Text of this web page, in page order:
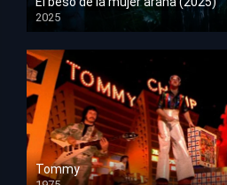
2025
HD 1080p
Tommy